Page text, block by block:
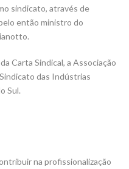
sindicato, através de
então ministro do
Carta Sindical, a Associação
das Indústrias
Sul.
na profissionalização